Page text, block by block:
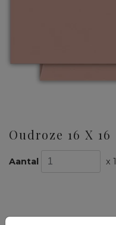
Oudroze 16 X 16
Aantal x 1